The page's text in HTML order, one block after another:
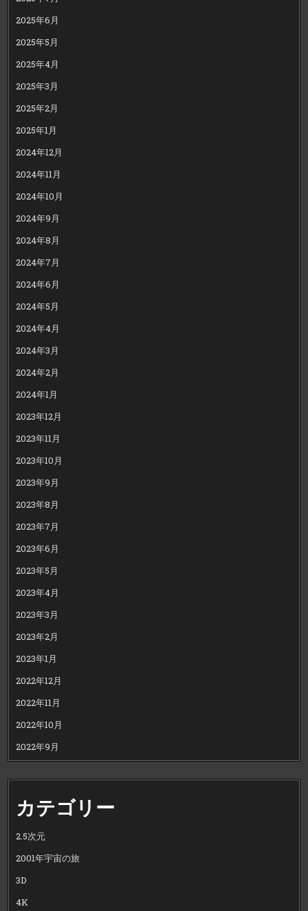
2025年6月
2025年5月
2025年4月
2025年3月
2025年2月
2025年1月
2024年12月
2024年11月
2024年10月
2024年9月
2024年8月
2024年7月
2024年6月
2024年5月
2024年4月
2024年3月
2024年2月
2024年1月
2023年12月
2023年11月
2023年10月
2023年9月
2023年8月
2023年7月
2023年6月
2023年5月
2023年4月
2023年3月
2023年2月
2023年1月
2022年12月
2022年11月
2022年10月
2022年9月
カテゴリー
2.5次元
2001年宇宙の旅
3D
4K